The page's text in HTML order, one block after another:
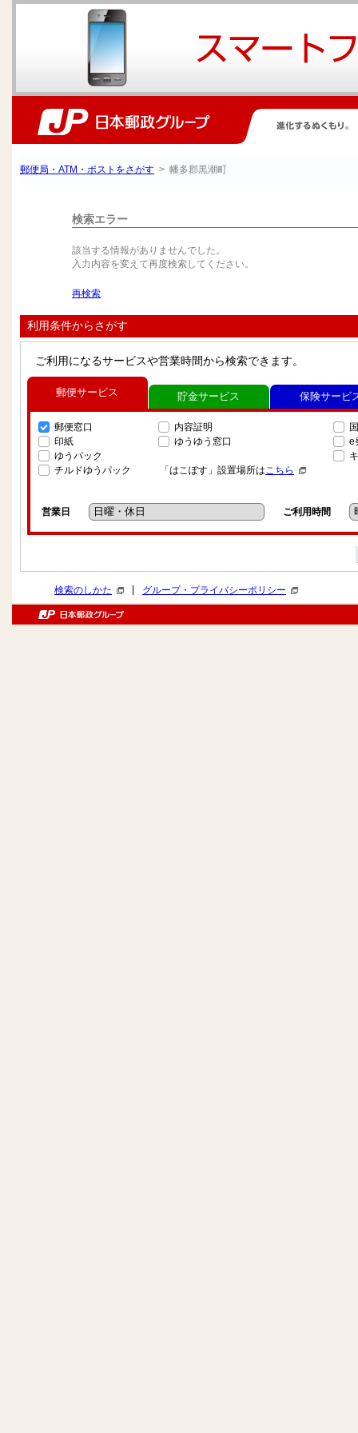
郵便局・ATM・ポストをさがす > 幡多郡黒潮町
検索エラー
該当する情報がありませんでした。
入力内容を変えて再度検索してください。
再検索
利用条件からさがす
ご利用になるサービスや営業時間から検索できます。
郵便サービス
郵便窓口
印紙
ゆうパック
チルドゆうパック
内容証明
ゆうゆう窓口
「はこぽす」設置場所はこちら
e
営業日 ご利用時間
貯金サービス 保険サービ
検索のしかた グループ・プライバシーポリシー